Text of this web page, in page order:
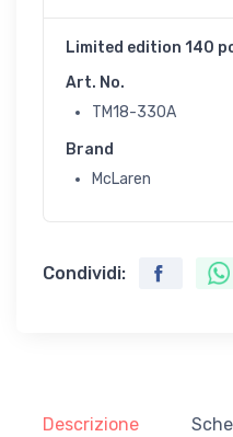
Limited edition 140
Art. No.
TM18-330A
Brand
McLaren
Condividi:
Descrizione